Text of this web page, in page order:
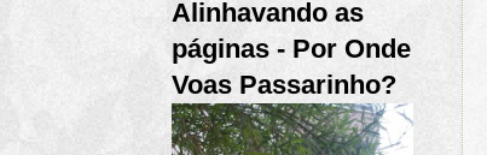
Alinhavando as
páginas - Por Onde
Voas Passarinho?